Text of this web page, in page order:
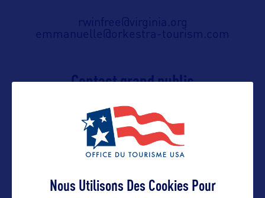
rwinfree@virginia.org
emmanuelle@orkestra-tourism.com
Contact grand public
rwinfree@virginia.org
emmanuelle@orkestra-tourism.com
Nous Utilisons Des Cookies Pour